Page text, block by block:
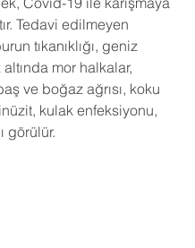
Tedavi edilmeyen
tıkanıklığı, geniz
altında mor halkalar,
ve boğaz ağrısı, koku
kulak enfeksiyonu,
görülür.